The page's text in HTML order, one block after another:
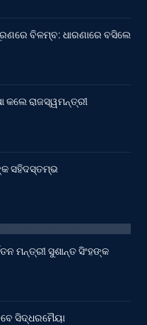
ବିଳମ୍ବ: ଧାରଣାରେ ବସିଲେ
କଲେ ରାଜସ୍ୱମନ୍ତ୍ରୀ
ସହିଦସ୍ତମ୍ଭ
ମନ୍ତ୍ରୀ ସୁଶାନ୍ତ ସିଂହଙ୍କ
ସିଦ୍ଧରମୈୟା